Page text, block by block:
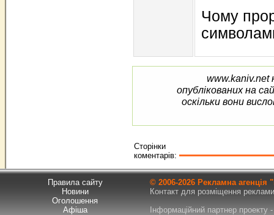
Чому
www.kaniv.net
опублікованих на
оскільки вони
Сторінки
коментарів:
Правила сайту
Новини
Оголошення
Афіша
© 2006-2026 Рекламна
Контакт для розміщення
Інформаційний партнер проекту